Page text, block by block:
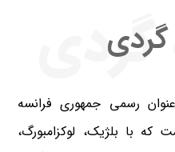
گردی
گردی
رسمی جمهوری فرانسه
که با بلژیک، لوکزامبورگ،